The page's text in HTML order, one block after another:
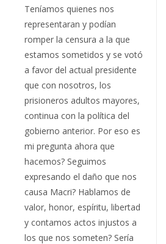
Teníamos quienes nos
representaran y podían
romper la censura a la que
estamos sometidos y se votó
a favor del actual presidente
que con nosotros, los
prisioneros adultos mayores,
continua con la política del
gobierno anterior. Por eso es
mi pregunta ahora que
hacemos? Seguimos
expresando el daño que nos
causa Macri? Hablamos de
valor, honor, espíritu, libertad
y contamos actos injustos a
los que nos someten? Sería